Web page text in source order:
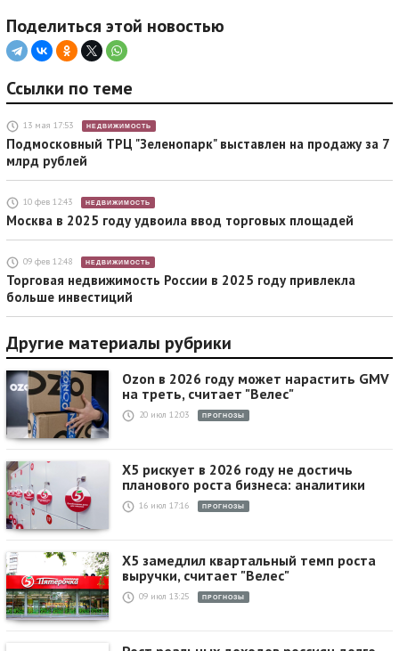
Поделиться этой новостью
Ссылки по теме
13 мая 17:53 НЕДВИЖИМОСТЬ
Подмосковный ТРЦ "Зеленопарк" выставлен на продажу за 7
млрд рублей
10 фев 12:43 НЕДВИЖИМОСТЬ
Москва в 2025 году удвоила ввод торговых площадей
09 фев 12:48 НЕДВИЖИМОСТЬ
Торговая недвижимость России в 2025 году привлекла
больше инвестиций
Другие материалы рубрики
Ozon в 2026 году может нарастить GMV
на треть, считает "Велес"
20 июл 12:03 ПРОГНОЗЫ
X5 рискует в 2026 году не достичь
планового роста бизнеса: аналитики
16 июл 17:16 ПРОГНОЗЫ
X5 замедлил квартальный темп роста
выручки, считает "Велес"
09 июл 13:25 ПРОГНОЗЫ